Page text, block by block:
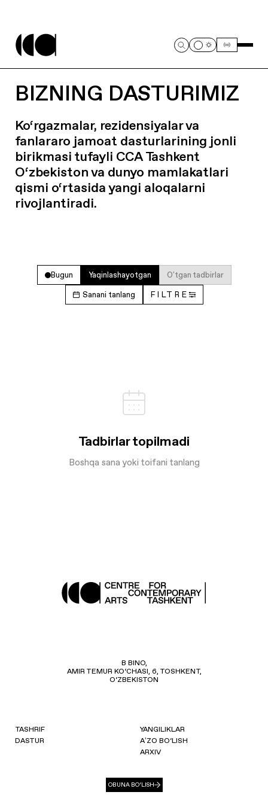
BIZNING DASTURIMIZ
Ko‘rgazmalar, rezidensiyalar va
fanlararo jamoat dasturlarining jonli
birikmasi tufayli CCA Tashkent
O‘zbekiston va dunyo mamlakatlari
qismi o‘rtasida yangi aloqalarni
rivojlantiradi.
Bugun Yaqinlashayotgan O'tgan tadbirlar
Sanani tanlang FILTRE
Tadbirlar topilmadi
Boshqa sana yoki toifani tanlang
B BINO,
AMIR TEMUR KO‘CHASI, 6, TOSHKENT,
O‘ZBEKISTON
TASHRIF
DASTUR
YANGILIKLAR
AʼZO BO‘LISH
ARXIV
OBUNA BO‘LISH